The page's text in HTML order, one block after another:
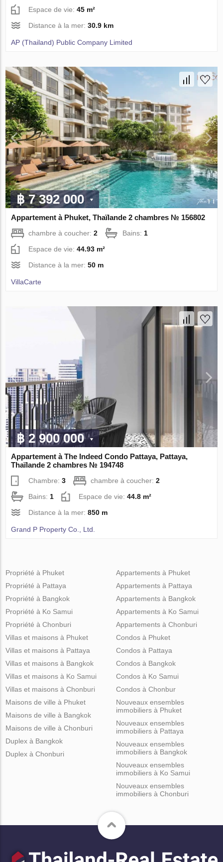
Espace de vie:45 m²
Distance à la mer:30.9 km
AP (Thailand) Public Company Limited
฿ 7 392 000
Appartement à Phuket, Thaïlande 2 chambres № 156802
chambre à coucher:2 Bains: 1
Espace de vie:44.93 m²
Distance à la mer:50 m
VillaСarte
฿ 2 900 000
Appartement à The Indeed Condo Pattaya, Pattaya,
Thaïlande 2 chambres № 194748
Chambre:3 chambre à coucher:2
Bains:1 Espace de vie:44.8 m²
Distance à la mer:850 m
Grand P Property Co., Ltd.
Propriété à Phuket
Propriété à Pattaya
Propriété à Bangkok
Propriété à Ko Samui
Propriété à Chonburi
Appartements à Phuket
Appartements à Pattaya
Appartements à Bangkok
Appartements à Ko Samui
Appartements à Chonburi
Villas et maisons à Phuket
Villas et maisons à Pattaya
Villas et maisons à Bangkok
Villas et maisons à Ko Samui
Villas et maisons à Chonburi
Condos à Phuket
Condos à Pattaya
Condos à Bangkok
Condos à Ko Samui
Condos à Chonbur
Maisons de ville à Phuket
Maisons de ville à Bangkok
Maisons de ville à Chonburi
Duplex à Bangkok
Duplex à Chonburi
Nouveaux ensembles
immobiliers à Phuket
Nouveaux ensembles
immobiliers à Pattaya
Nouveaux ensembles
immobiliers à Bangkok
Nouveaux ensembles
immobiliers à Ko Samui
Nouveaux ensembles
immobiliers à Chonburi